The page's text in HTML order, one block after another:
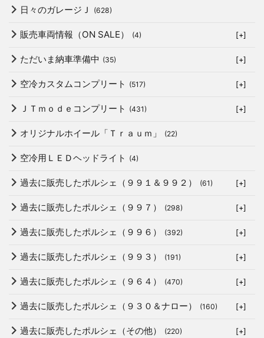
日々のガレージＪ (628)
販売車両情報（ON SALE） (4) [+]
ただいま納車準備中 (35) [+]
空冷カスタムコンプリート (517) [+]
ＪＴｍｏｄｅコンプリート (431) [+]
オリジナルホイール「Ｔｒａｕｍ」 (22)
空冷用ＬＥＤヘッドライト (4)
過去に販売したポルシェ（９９１＆９９２） (61) [+]
過去に販売したポルシェ（９９７） (298) [+]
過去に販売したポルシェ（９９６） (392) [+]
過去に販売したポルシェ（９９３） (191) [+]
過去に販売したポルシェ（９６４） (470) [+]
過去に販売したポルシェ（９３０＆ナロー） (160) [+]
過去に販売したポルシェ（その他） (220) [+]